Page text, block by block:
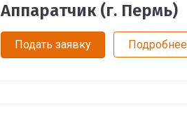
Аппаратчик (г. Пермь)
Подать заявку Подробнее